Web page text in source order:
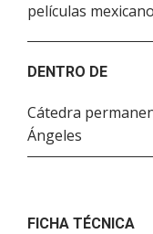
películas
DENTRO DE
Cátedra
Ángeles
FICHA TÉCNICA